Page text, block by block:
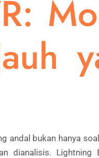
andal bukan hanya
dianalisis. Lightning